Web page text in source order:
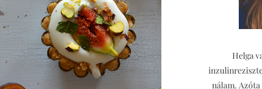
Helga
nálam.